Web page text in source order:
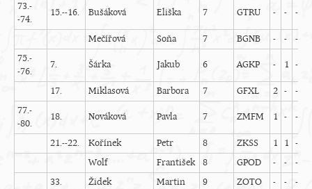
73.-
-74.
15.--16. Bušáková Eliška 7 GTRU - - -
Mečířová Soňa 7 BGNB - - -
75.-
-76.
7. Šárka Jakub 6 AGKP - 1 -
17. Miklasová Barbora 7 GFXL 2 - -
77.-
-80.
18. Nováková Pavla 7 ZMFM 1 - -
21.--22. Kořínek Petr 8 ZKSS 1 1 -
Wolf
František 8 GPOD - - -
33.
Židek Martin 9 ZOTO - - -